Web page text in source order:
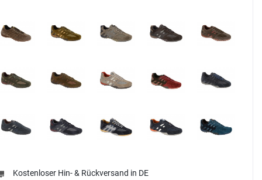
Kostenloser Hin- & Rückversand in DE